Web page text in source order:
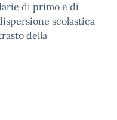
di primo e di
scolastica
della